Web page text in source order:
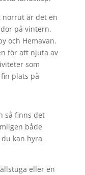
norrut är det en
på vintern.
och Hemavan.
för att njuta av
som
plats på
så finns det
både
kan hyra
eller en